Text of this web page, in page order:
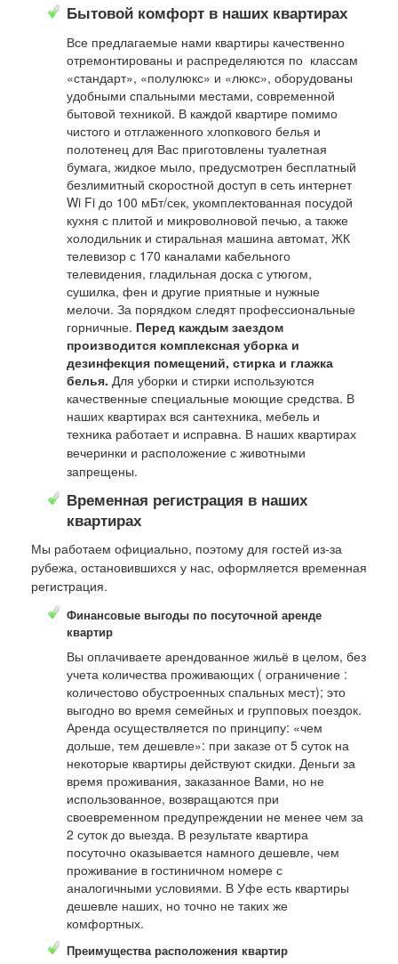
Бытовой комфорт в наших квартирах
Все предлагаемые нами квартиры качественно
отремонтированы и распределяются по классам
«стандарт», «полулюкс» и «люкс», оборудованы
удобными спальными местами, современной
бытовой техникой. В каждой квартире помимо
чистого и отглаженного хлопкового белья и
полотенец для Вас приготовлены туалетная
бумага, жидкое мыло, предусмотрен бесплатный
безлимитный скоростной доступ в сеть интернет
Wi Fi до 100 мБт/сек, укомплектованная посудой
кухня с плитой и микроволновой печью, а также
холодильник и стиральная машина автомат, ЖК
телевизор с 170 каналами кабельного
телевидения, гладильная доска с утюгом,
сушилка, фен и другие приятные и нужные
мелочи. За порядком следят профессиональные
горничные. Перед каждым заездом
производится комплексная уборка и
дезинфекция помещений, стирка и глажка
белья. Для уборки и стирки используются
качественные специальные моющие средства. В
наших квартирах вся сантехника, мебель и
техника работает и исправна. В наших квартирах
вечеринки и расположение с животными
запрещены.
Временная регистрация в наших
квартирах
Мы работаем официально, поэтому для гостей из-за
рубежа, остановившихся у нас, оформляется временная
регистрация.
Финансовые выгоды по посуточной аренде
квартир
Вы оплачиваете арендованное жильё в целом, без
учета количества проживающих ( ограничение :
количестово обустроенных спальных мест); это
выгодно во время семейных и групповых поездок.
Аренда осуществляется по принципу: «чем
дольше, тем дешевле»: при заказе от 5 суток на
некоторые квартиры действуют скидки. Деньги за
время проживания, заказанное Вами, но не
использованное, возвращаются при
своевременном предупреждении не менее чем за
2 суток до выезда. В результате квартира
посуточно оказывается намного дешевле, чем
проживание в гостиничном номере с
аналогичными условиями. В Уфе есть квартиры
дешевле наших, но точно не таких же
комфортных.
Преимущества расположения квартир